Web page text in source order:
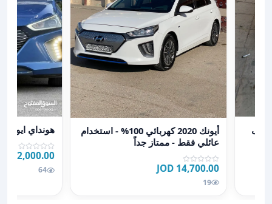
عرض تفاصيل أيونك 2020 كهربائي 100% - استخدام عائلي فقط - ممتاز جداً
أيونك 2020 كهربائي 100% - استخدام
عائلي فقط - ممتاز جداً
14,700.00 JOD
19
عرض تفاصيل
هونداي ايونك
12,000.00 JOD
64